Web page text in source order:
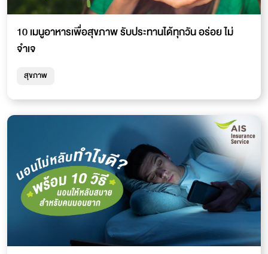
10 เมนูอาหารเพื่อสุขภาพ รับประทานได้ทุกวัน อร่อย ไม่
จำเจ
สุขภาพ